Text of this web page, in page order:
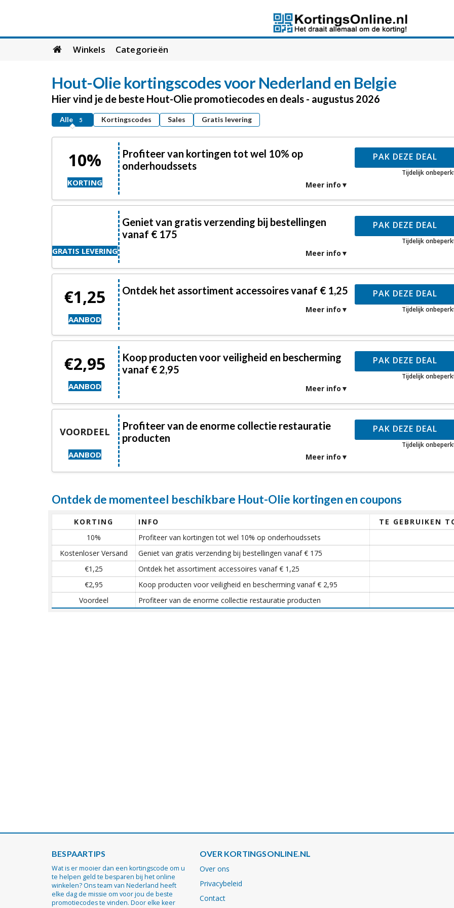
Skip
to
Winkels Categorieën
Hout-Olie kortingscodes voor Nederland en Belgie
Hier vind je de beste Hout-Olie promotiecodes en deals - augustus 2026
Alle 5 Kortingscodes Sales Gratis levering
10%
KORTING
Profiteer van kortingen tot wel 10% op
onderhoudssets
Meer info
PAK DEZE DEAL
Tijdelijk
GRATIS LEVERING
Geniet van gratis verzending bij bestellingen
vanaf € 175
Meer info
PAK DEZE DEAL
Tijdelijk
€1,25
AANBOD
Ontdek het assortiment accessoires vanaf € 1,25
Meer info
PAK DEZE DEAL
Tijdelijk
€2,95
AANBOD
Koop producten voor veiligheid en bescherming
vanaf € 2,95
Meer info
PAK DEZE DEAL
Tijdelijk
VOORDEEL
AANBOD
Profiteer van de enorme collectie restauratie
producten
Meer info
PAK DEZE DEAL
Tijdelijk
Ontdek de momenteel beschikbare Hout-Olie kortingen en coupons
KORTING INFO
TE GEBRUIKEN
10%
Profiteer van kortingen tot wel 10% op onderhoudssets
Kostenloser Versand
Geniet van gratis verzending bij bestellingen vanaf € 175
€1,25
Ontdek het assortiment accessoires vanaf € 1,25
€2,95
Koop producten voor veiligheid en bescherming vanaf € 2,95
Voordeel
Profiteer van de enorme collectie restauratie producten
BESPAARTIPS
Wat is er mooier dan een kortingscode om u
te helpen geld te besparen bij het online
winkelen? Ons team van Nederland heeft
elke dag de missie om voor jou de beste
promotiecodes te vinden. Door elke keer
OVER KORTINGSONLINE.NL
Over ons
Privacybeleid
Contact